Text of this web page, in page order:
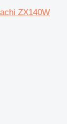
ZX140W